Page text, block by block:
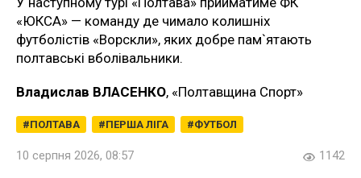
«ЮКСА» — команду де чимало колишніх
футболістів «Ворскли», яких добре пам`ятають
полтавські вболівальники.
Владислав ВЛАСЕНКО, «Полтавщина Спорт»
ПОЛТАВА ПЕРША ЛІГА ФУТБОЛ
10 серпня 2026, 08:57 1142